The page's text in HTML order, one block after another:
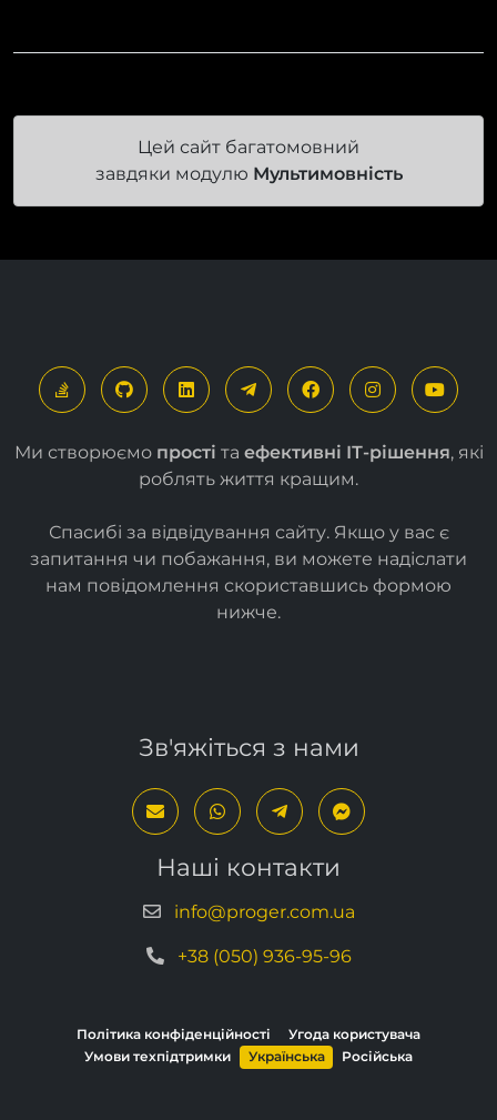
Цей сайт багатомовний
завдяки модулю Мультимовність
Ми створюємо прості та ефективні ІТ-рішення, які
роблять життя кращим.
Спасибі за відвідування сайту. Якщо у вас є
запитання чи побажання, ви можете надіслати
нам повідомлення скориставшись формою
нижче.
Зв'яжіться з нами
Наші контакти
info@proger.com.ua
+38 (050) 936-95-96
Політика конфіденційності
Угода користувача
Умови техпідтримки
Українська Російська